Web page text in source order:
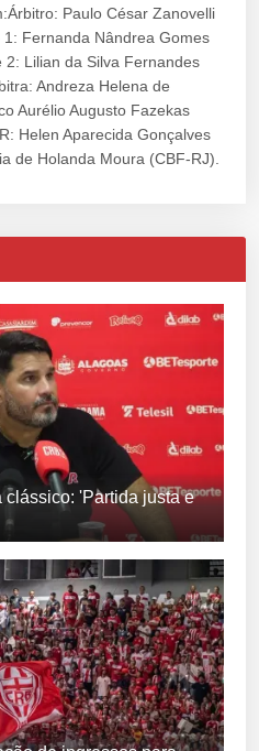
Paulo César Zanovelli
Fernanda Nândrea Gomes
Lilian da Silva Fernandes
Andreza Helena de
Aurélio Augusto Fazekas
Helen Aparecida Gonçalves
de Holanda Moura (CBF-RJ).
'Partida justa e